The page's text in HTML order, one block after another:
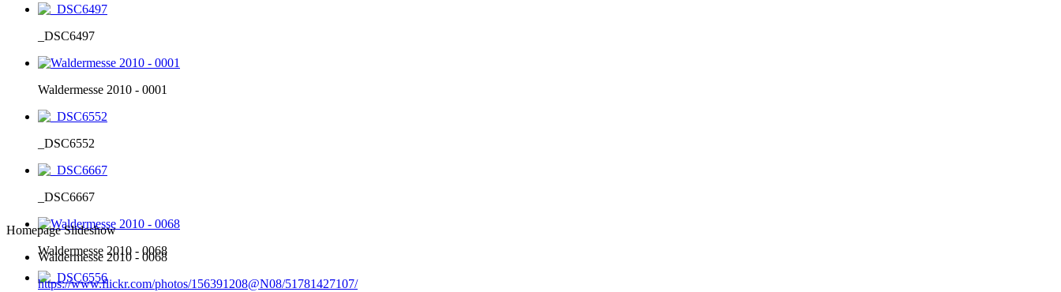
_DSC6497
Waldermesse 2010 - 0001
_DSC6552
_DSC6667
Waldermesse 2010 - 0068
Homepage Slideshow
Waldermesse 2010 - 0068
https://www.flickr.com/photos/156391208@N08/51781427107/